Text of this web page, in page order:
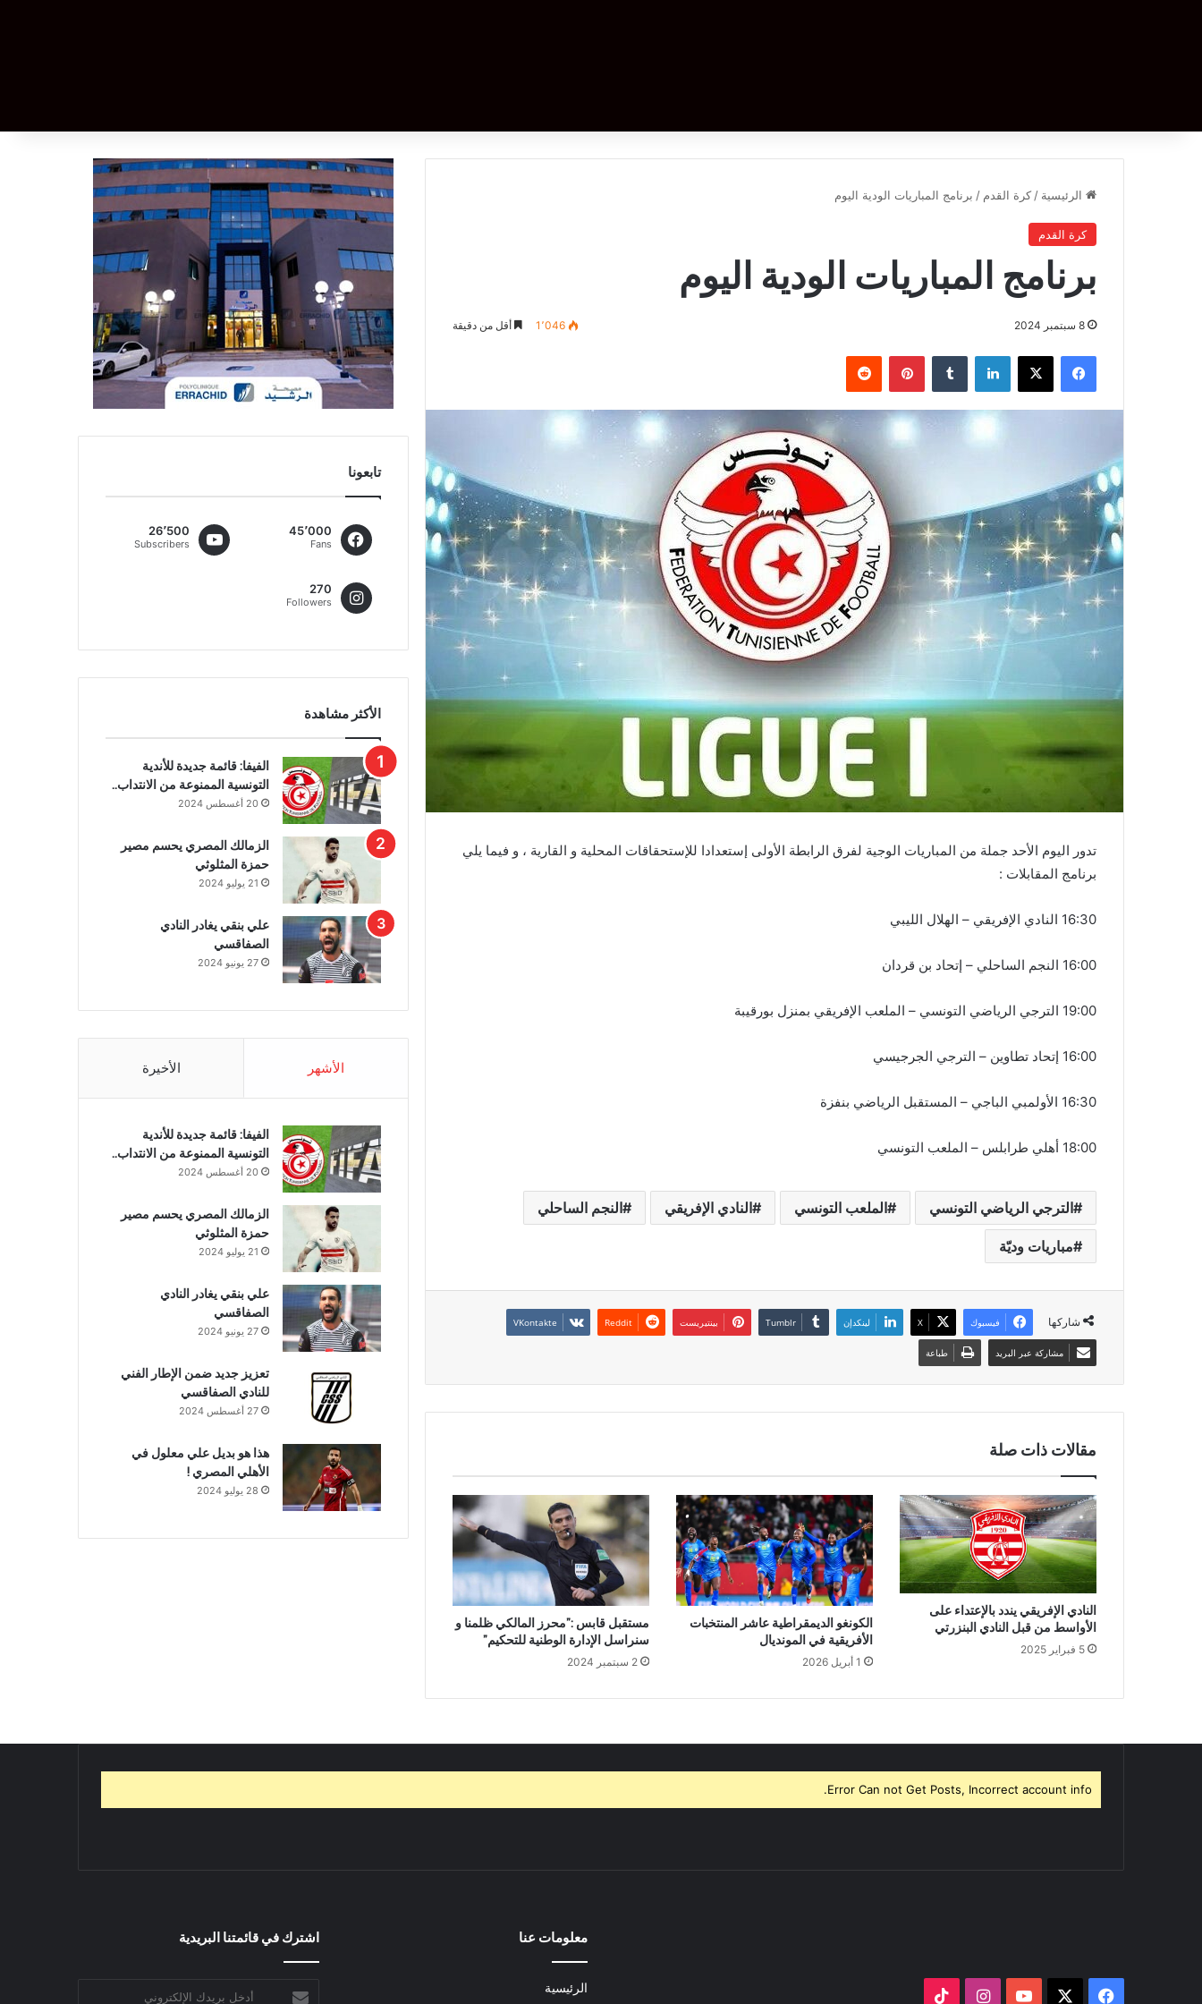
الرئيسية / كرة القدم / برنامج المباريات الودية اليوم
كرة القدم
برنامج المباريات الودية اليوم
8 سبتمبر 2024 1٬046 أقل من دقيقة
فيسبوك ‫X لينكدإن بينتيريست
تدور اليوم الأحد جملة من المباريات الوجية لفرق الرابطة الأولى إستعدادا للإستحقاقات المحلية و القارية ، و فيما يلي
برنامج المقابلات :
16:30 النادي الإفريقي – الهلال الليبي
16:00 النجم الساحلي – إتحاد بن قردان
19:00 الترجي الرياضي التونسي – الملعب الإفريقي بمنزل بورقيبة
16:00 إتحاد تطاوين – الترجي الجرجيسي
16:30 الأولمبي الباجي – المستقبل الرياضي بنفزة
18:00 أهلي طرابلس – الملعب التونسي
الترجي الرياضي التونسي الملعب التونسي النادي الإفريقي النجم الساحلي
مباريات وديّة
شاركها فيسبوك ‫X لينكدإن بينتيريست
مشاركة عبر البريد طباعة
مقالات ذات صلة
النادي الإفريقي يندد بالإعتداء على
الأواسط من قبل النادي البنزرتي
5 فبراير 2025
الكونغو الديمقراطية عاشر المنتخبات
الأفريقية في المونديال
1 أبريل 2026
مستقبل قابس :”محرز المالكي ظلمنا و
سنراسل الإدارة الوطنية للتحكيم”
2 سبتمبر 2024
تابعونا
45٬000
Fans
26٬500
Subscribers
270
Followers
الأكثر مشاهدة
الفيفا: قائمة جديدة للأندية
التونسية الممنوعة من الانتداب..
20 أغسطس 2024
الزمالك المصري يحسم مصير
حمزة المثلوثي
21 يوليو 2024
علي بنقي يغادر النادي
الصفاقسي
27 يونيو 2024
الأشهر الأخيرة
الفيفا: قائمة جديدة للأندية
التونسية الممنوعة من الانتداب..
20 أغسطس 2024
الزمالك المصري يحسم مصير
حمزة المثلوثي
21 يوليو 2024
علي بنقي يغادر النادي
الصفاقسي
27 يونيو 2024
تعزيز جديد ضمن الإطار الفني
للنادي الصفاقسي
27 أغسطس 2024
هذا هو بديل علي معلول في
الأهلي المصري !
28 يوليو 2024
Error Can not Get Posts, Incorrect account info.
فيسبوك ‫YouTubeانستقرام
معلومات عنا
الرئيسية
اشترك في قائمتنا البريدية